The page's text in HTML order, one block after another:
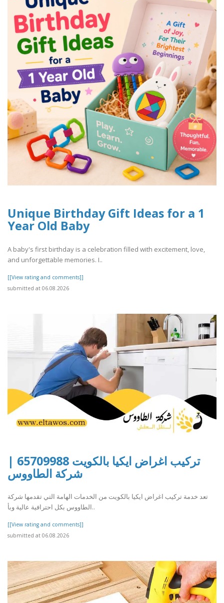
Unique Birthday Gift Ideas for a 1
Year Old Baby
A baby's first birthday is a celebration filled with excitement, love,
and unforgettable memories. I..
[[View rating and comments]]
submitted at 06.08.2026
تركيب اغراض ايكيا بالكويت 65709988 |
شركة الطاووس
تعد خدمة تركيب اغراض ايكيا بالكويت من الخدمات الهامة التي تقدمها شركة
الطاووس بكل احترافية عالية وبأ..
[[View rating and comments]]
submitted at 06.08.2026